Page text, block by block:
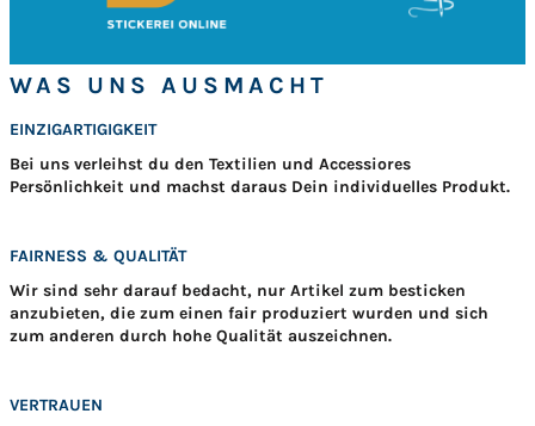
WAS UNS AUSMACHT
EINZIGARTIGIGKEIT
Bei uns verleihst du den Textilien und Accessiores
Persönlichkeit und machst daraus Dein individuelles Produkt.
FAIRNESS & QUALITÄT
Wir sind sehr darauf bedacht, nur Artikel zum besticken
anzubieten, die zum einen fair produziert wurden und sich
zum anderen durch hohe Qualität auszeichnen.
VERTRAUEN